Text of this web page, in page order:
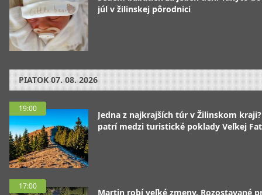
júl v žilinskej pôrodnici
PIATOK 07. 08. 2026
19:00
Jedna z najkrajších túr v Žilinskom
patrí medzi turistické poklady Veľkej
17:00
Martin robí veľké zmeny. Rozostavané